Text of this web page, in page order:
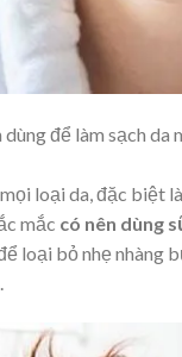
để làm sạch
loại da, đặc biệt
mắc có nên dùng
loại bỏ nhẹ nhàng